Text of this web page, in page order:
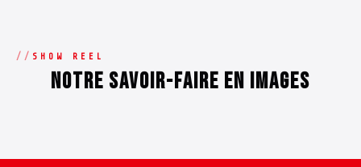
SHOW REEL
Notre savoir-faire en images